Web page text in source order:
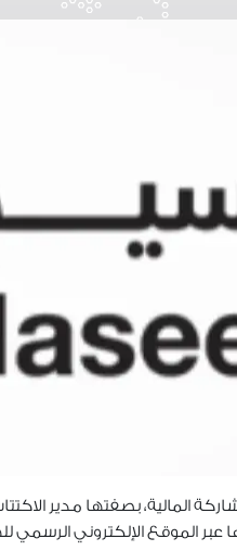
المالية، بصفتها مدير
عبر الموقع الإلكتروني الرسمي